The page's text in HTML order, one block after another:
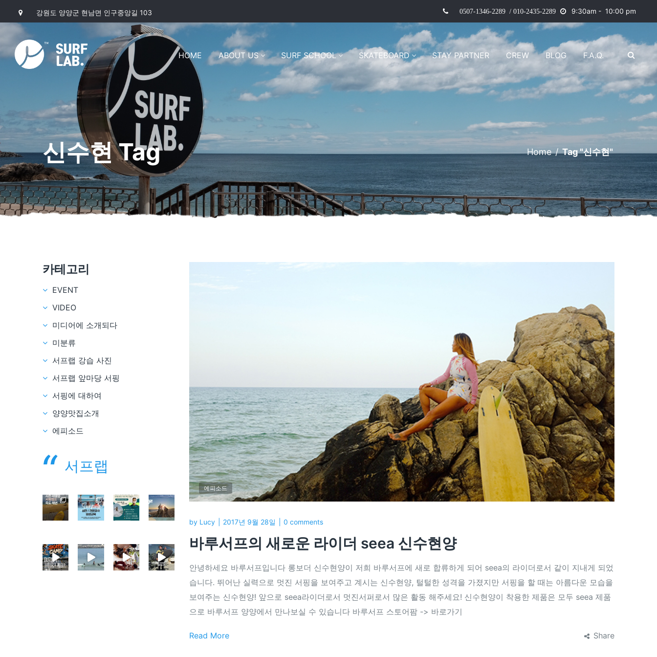
강원도 양양군 현남면 인구중앙길 103 0507-1346-2289 / 010-2435-2289 9:30am - 10:00 pm
HOME ABOUT US SURF SCHOOL SKATEBOARD STAY PARTNER CREW BLOG F.A.Q.
신수현 Tag Home/Tag "신수현"
에피소드
by Lucy 2017년 9월 28일 0 comments
바루서프의 새로운 라이더 seea 신수현양
안녕하세요 바루서프입니다 롱보더 신수현양이 저희 바루서프에 새로 합류하게 되어 seea의 라이더로서 같이 지내게 되었
습니다. 뛰어난 실력으로 멋진 서핑을 보여주고 계시는 신수현양, 털털한 성격을 가졌지만 서핑을 할 때는 아름다운 모습을
보여주는 신수현양! 앞으로 seea라이더로서 멋진서퍼로서 많은 활동 해주세요! 신수현양이 착용한 제품은 모두 seea 제품
으로 바루서프 양양에서 만나보실 수 있습니다 바루서프 스토어팜 -> 바로가기
Read More Share
카테고리
EVENT
VIDEO
미디어에 소개되다
미분류
서프랩 강습 사진
서프랩 앞마당 서핑
서핑에 대하여
양양맛집소개
에피소드
서프랩